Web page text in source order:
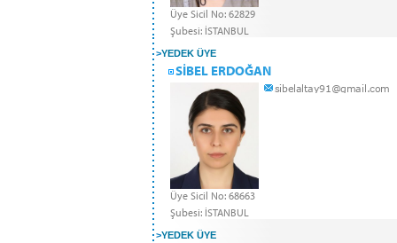
Üye Sicil No: 62829
Şubesi: İSTANBUL
>YEDEK ÜYE
SİBEL ERDOĞAN
Üye Sicil No: 68663
Şubesi: İSTANBUL
>YEDEK ÜYE